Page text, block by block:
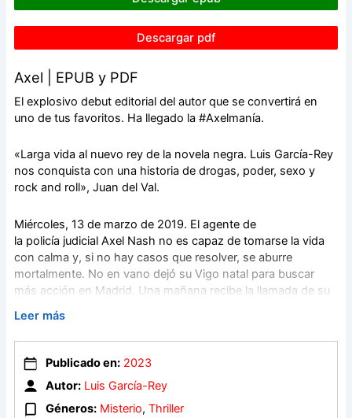
Descargar pdf
Axel | EPUB y PDF
El explosivo debut editorial del autor que se convertirá en
uno de tus favoritos. Ha llegado la #Axelmanía.
«Larga vida al nuevo rey de la novela negra. Luis García-Rey
nos conquista con una historia de drogas, poder, sexo y
rock and roll», Juan del Val.
Miércoles, 13 de marzo de 2019. El agente de
la policía judicial Axel Nash no es capaz de tomarse la vida
con calma y, si no hay casos que resolver, se aburre
mortalmente. No en vano dejó su Vigo natal para buscar
más acción en Madrid. Una mañana recibe la llamada de su
nueva compañera, Loor Galván, a la que apenas conoce,
pero con la que, sorprendentemente, conecta: Marcos
Goya, presentador radiofónico de un programa nocturno,
acaba de aparecer en un hotelucho de citas asesinado a
cuchilladas y con restos aparentes de haber sido torturado.
Mientras tanto en Vigo, Omar Pombo y su amigo Javier
Leer más
Publicado en: 2023
Autor: Luis García-Rey
Géneros: Misterio, Thriller